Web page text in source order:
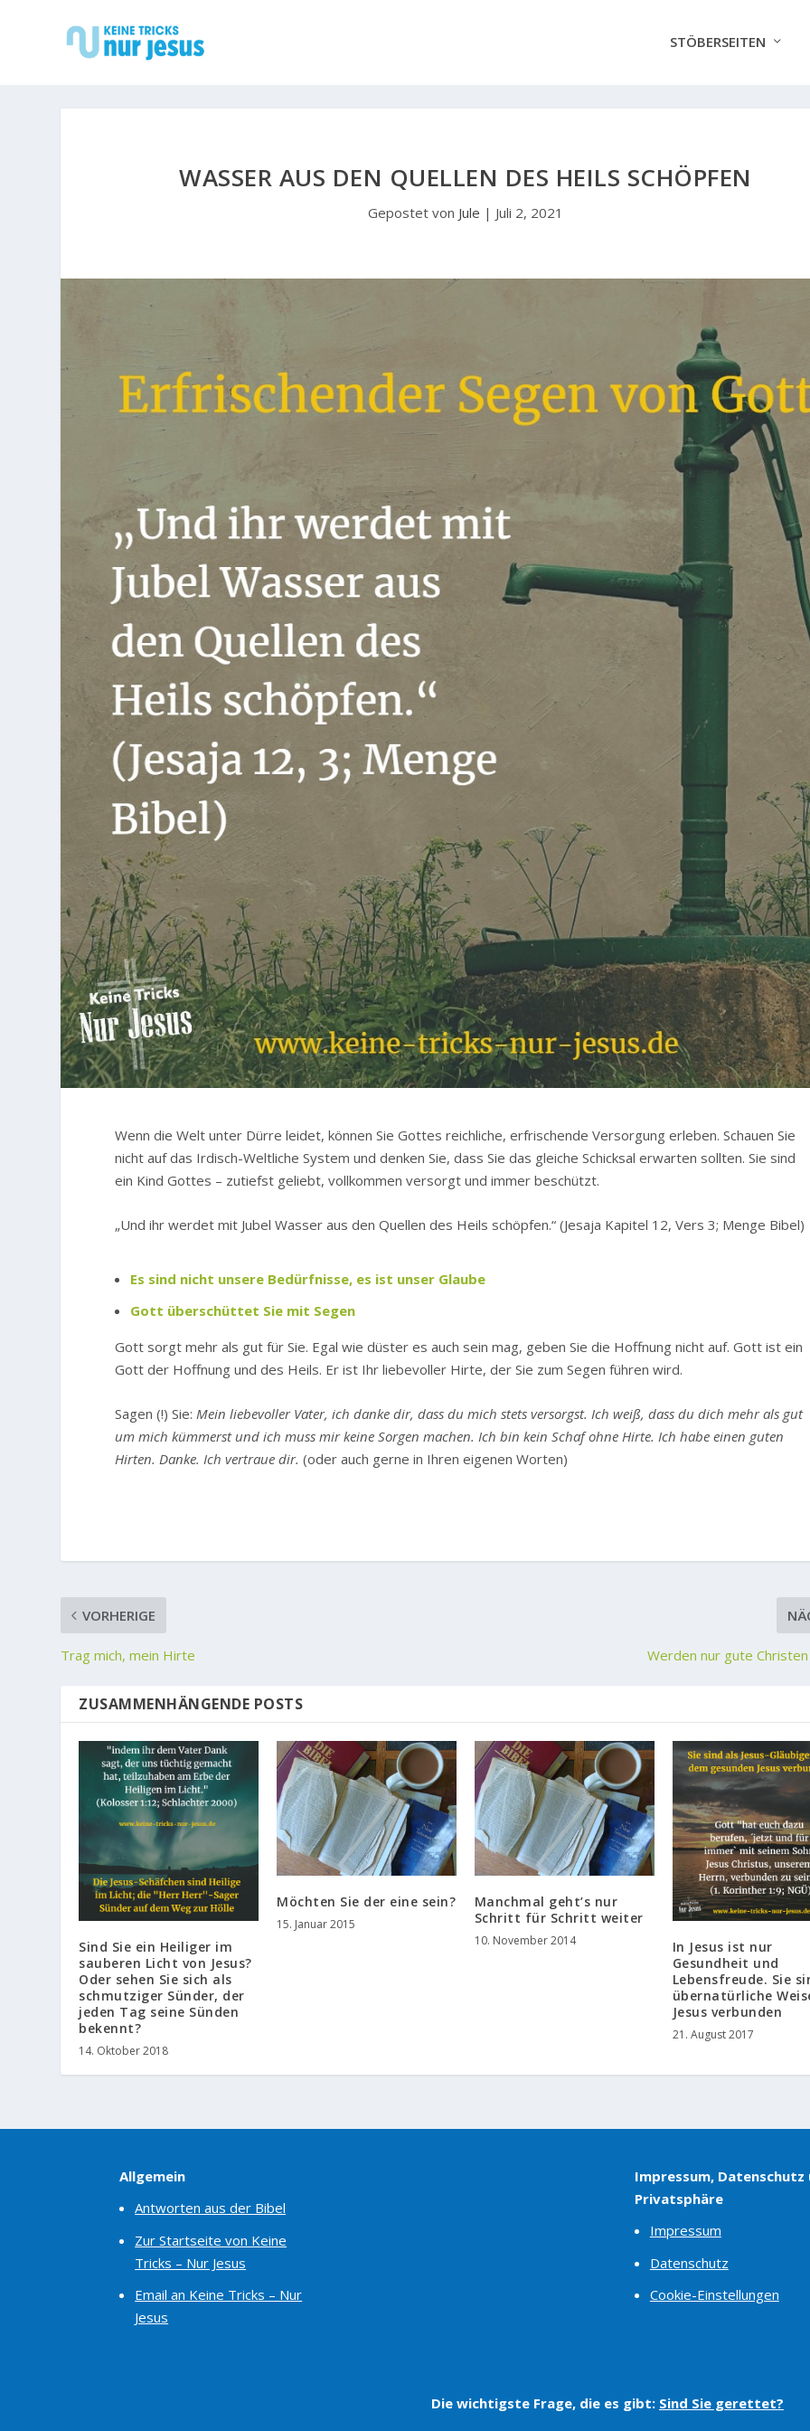
STÖBERSEITEN
WASSER AUS DEN QUELLEN DES HEILS SCHÖPFEN
Gepostet von Jule | Juli 2, 2021
Wenn die Welt unter Dürre leidet, können Sie Gottes reichliche, erfrischende Versorgung erleben. Schauen Sie
nicht auf das Irdisch-Weltliche System und denken Sie, dass Sie das gleiche Schicksal erwarten sollten. Sie sind
ein Kind Gottes – zutiefst geliebt, vollkommen versorgt und immer beschützt.
„Und ihr werdet mit Jubel Wasser aus den Quellen des Heils schöpfen.“ (Jesaja Kapitel 12, Vers 3; Menge Bibel)
Es sind nicht unsere Bedürfnisse, es ist unser Glaube
Gott überschüttet Sie mit Segen
Gott sorgt mehr als gut für Sie. Egal wie düster es auch sein mag, geben Sie die Hoffnung nicht auf. Gott ist ein
Gott der Hoffnung und des Heils. Er ist Ihr liebevoller Hirte, der Sie zum Segen führen wird.
Sagen (!) Sie:Mein liebevoller Vater, ich danke dir, dass du mich stets versorgst. Ich weiß, dass du dich mehr als gut
um mich kümmerst und ich muss mir keine Sorgen machen. Ich bin kein Schaf ohne Hirte. Ich habe einen guten
Hirten. Danke. Ich vertraue dir.(oder auch gerne in Ihren eigenen Worten)
VORHERIGE
Trag mich, mein Hirte Werden nur gute
ZUSAMMENHÄNGENDE POSTS
Sind Sie ein Heiliger im
sauberen Licht von Jesus?
Oder sehen Sie sich als
schmutziger Sünder, der
jeden Tag seine Sünden
bekennt?
14. Oktober 2018
Möchten Sie der eine sein?
15. Januar 2015
Manchmal geht’s nur
Schritt für Schritt weiter
10. November 2014
In Jesus ist nur
Gesundheit und
Lebensfreude. Sie
übernatürliche
Jesus verbunden
21. August 2017
Allgemein
Antworten aus der Bibel
Zur Startseite von Keine
Tricks – Nur Jesus
Email an Keine Tricks – Nur
Jesus
Impressum, Datenschutz
Privatsphäre
Impressum
Datenschutz
Cookie-Einstellungen
Die wichtigste Frage, die es gibt: Sind Sie gerettet?